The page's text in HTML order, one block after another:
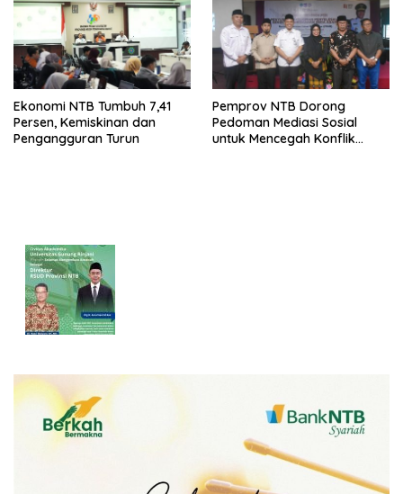
Ekonomi NTB Tumbuh 7,41
Persen, Kemiskinan dan
Pengangguran Turun
Pemprov NTB Dorong
Pedoman Mediasi Sosial
untuk Mencegah Konflik